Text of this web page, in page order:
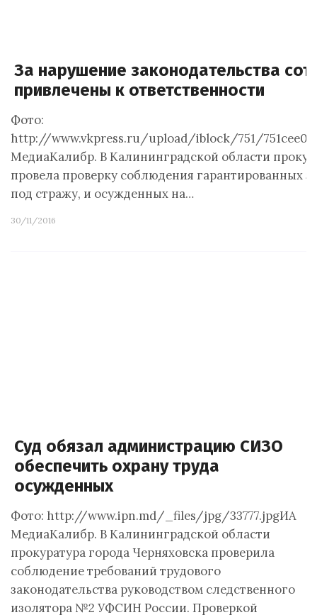
За нарушение законодательства
привлечены к ответственности
Фото:
http://www.vkpress.ru/upload/iblock/751/
МедиаКалибр. В Калининградской области
провела проверку соблюдения гарантированных
под стражу, и осужденных на…
30/11/2016
Суд обязал администрацию СИЗО
обеспечить охрану труда
осужденных
Фото: http://www.ipn.md/_files/jpg/33777.jpgИА
МедиаКалибр. В Калининградской области
прокуратура города Черняховска проверила
соблюдение требований трудового
законодательства руководством следственного
изолятора №2 УФСИН России. Проверкой